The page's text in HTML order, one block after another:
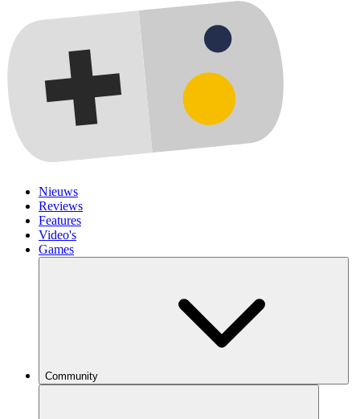
Nieuws
Reviews
Features
Video's
Games
Community